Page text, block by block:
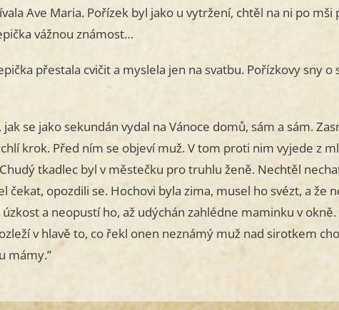
Ave Maria. Pořízek byl jako u vytržení, chtěl na ni po mši
vážnou známost…
přestala cvičit a myslela jen na svatbu. Pořízkovy sny o
se jako sekundán vydal na Vánoce domů, sám a sám.
krok. Před ním se objeví muž. V tom proti nim vyjede z
tkadlec byl v městečku pro truhlu ženě. Nechtěl
čekat, opozdili se. Hochovi byla zima, musel ho svézt, a že
a neopustí ho, až udýchán zahlédne maminku v
v hlavě to, co řekl onen neznámý muž nad sirotkem
mámy.”